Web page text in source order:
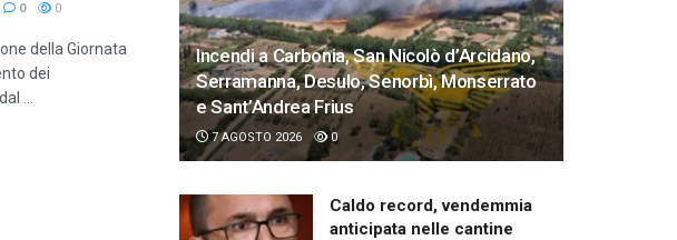
0 0
della Giornata
dei
...
Incendi a Carbonia, San Nicolò d’Arcidano,
Serramanna, Desulo, Senorbì, Monserrato
e Sant’Andrea Frius
7 AGOSTO 2026 0
Caldo record, vendemmia
anticipata nelle cantine